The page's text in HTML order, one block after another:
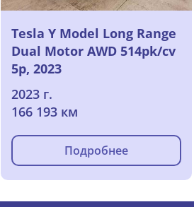
Tesla Y Model Long Range
Dual Motor AWD 514pk/cv
5p, 2023
2023 г.
166 193 км
Подробнее